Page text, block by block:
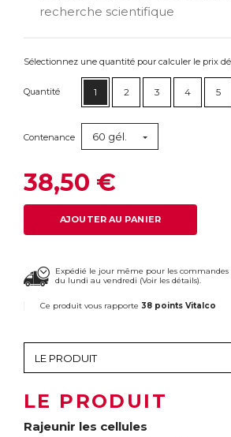
recherche scientifique
Sélectionnez une quantité pour calculer le prix
Quantité 1 2 3 4 5
Contenance 60 gél.
38,50 €
AJOUTER AU PANIER
Expédié le jour même pour les commandes
du lundi au vendredi (Voir les détails).
Ce produit vous rapporte 38 points Vitalco
LE PRODUIT
Rajeunir les cellules